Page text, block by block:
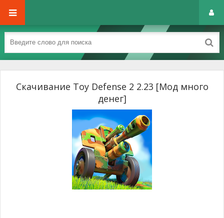
Скачивание Toy Defense 2 2.23 [Мод много
денег]